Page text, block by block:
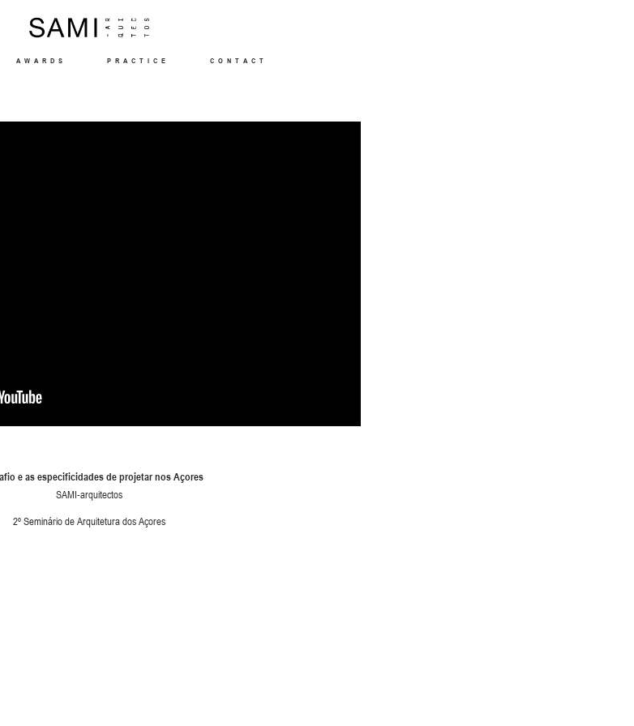
AWARDS PRACTICE CONTACT
e as especificidades de projetar nos Açores
SAMI-arquitectos
2º Seminário de Arquitetura dos Açores